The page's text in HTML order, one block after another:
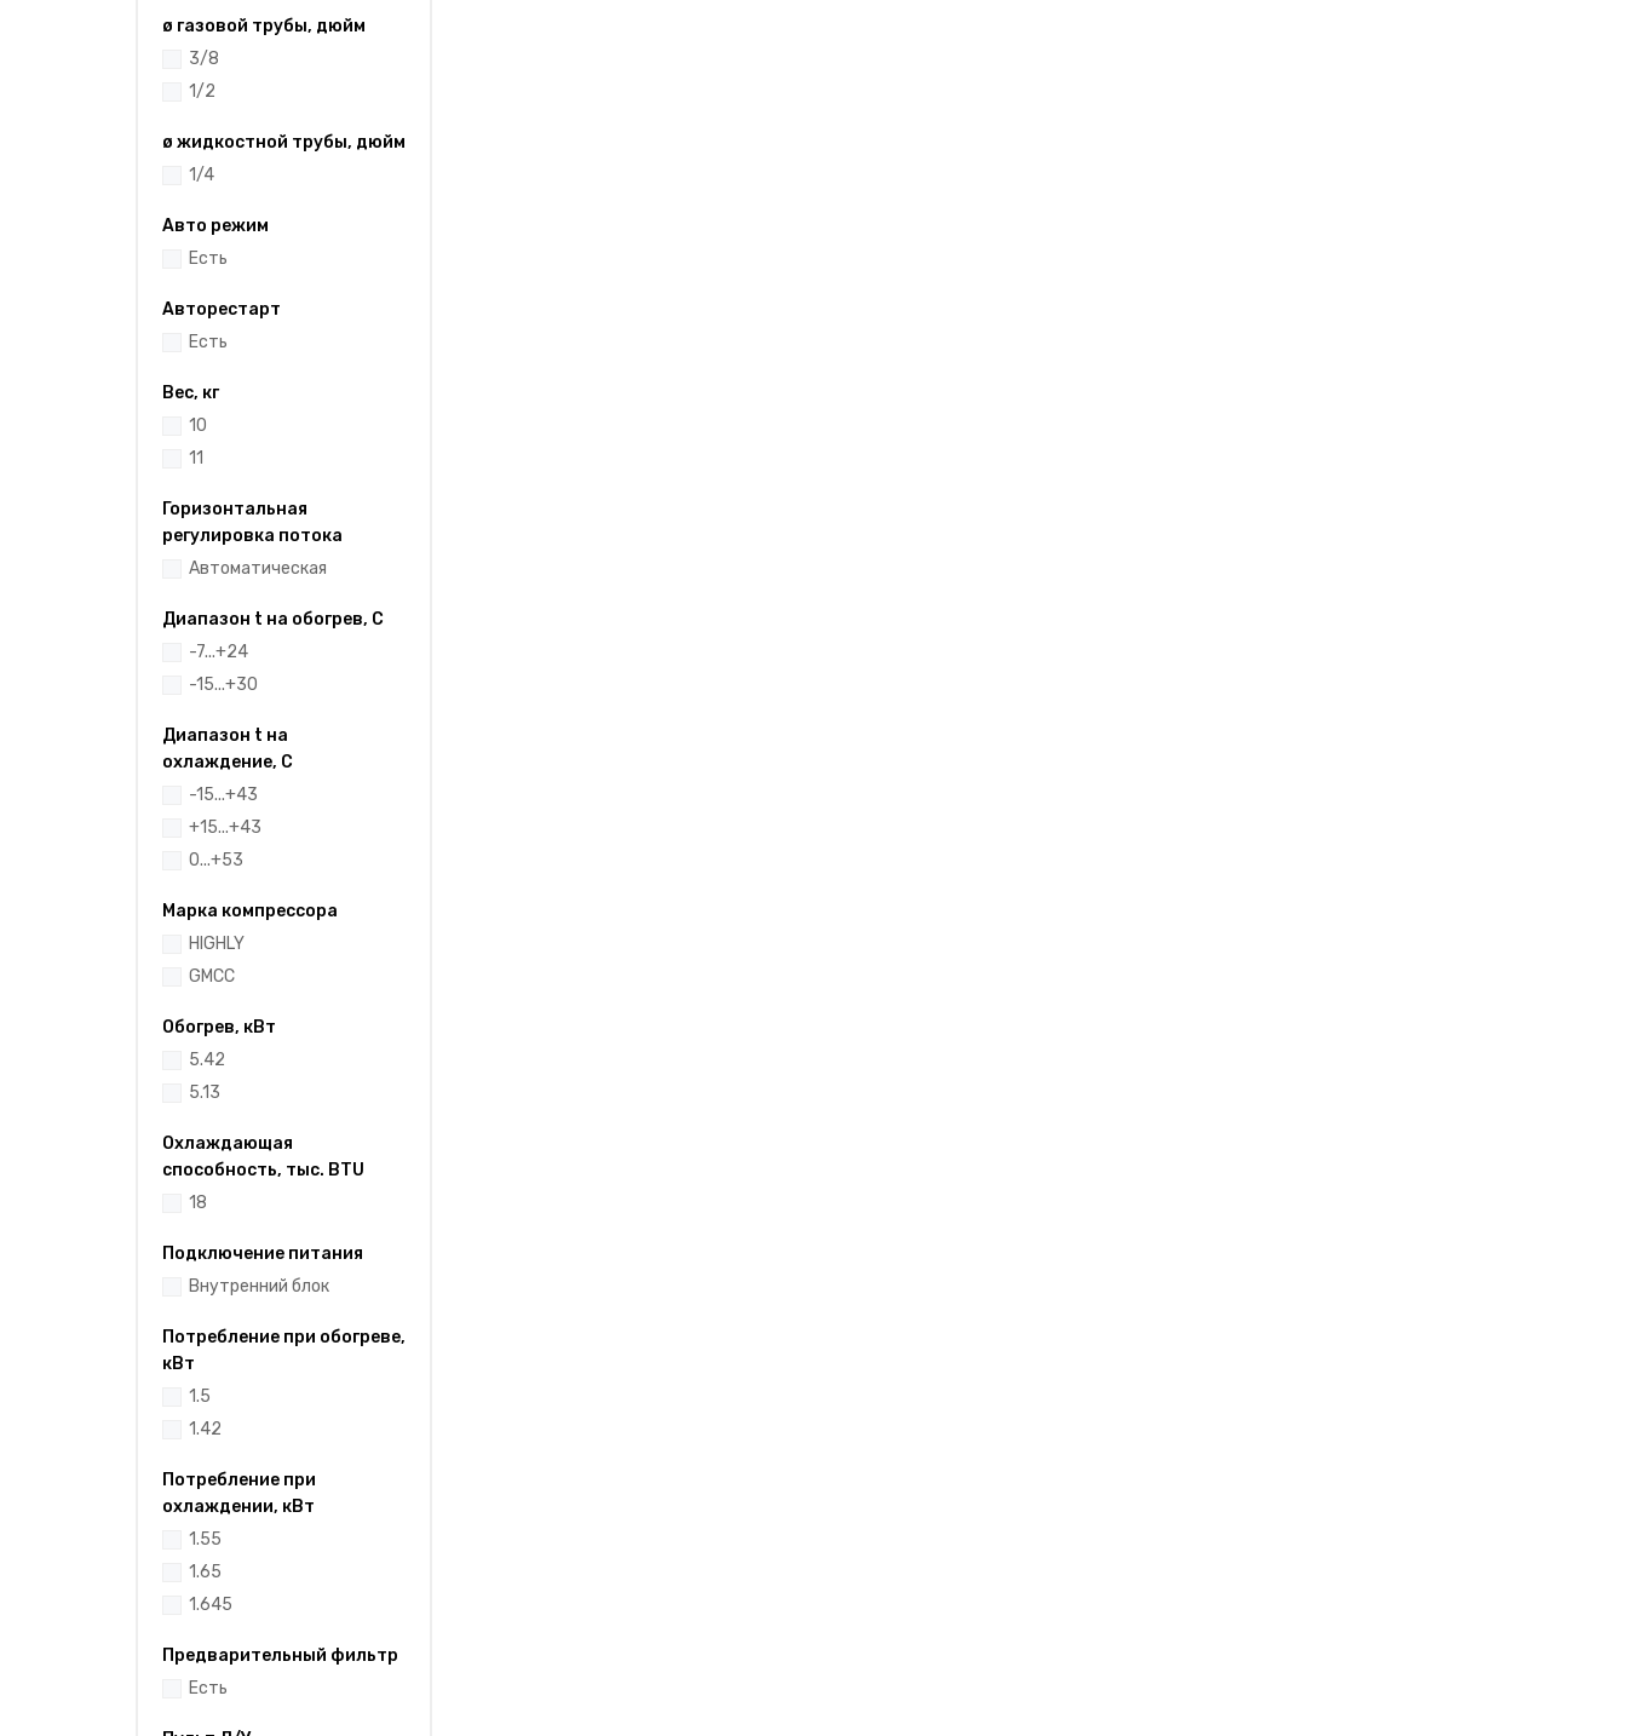
ø газовой трубы, дюйм
3/8
1/2
ø жидкостной трубы, дюйм
1/4
Авто режим
Есть
Авторестарт
Есть
Вес, кг
10
11
Горизонтальная
регулировка потока
Автоматическая
Диапазон t на обогрев, С
-7...+24
-15...+30
Диапазон t на
охлаждение, С
-15...+43
+15...+43
0...+53
Марка компрессора
HIGHLY
GMCC
Обогрев, кВт
5.42
5.13
Охлаждающая
способность, тыс. BTU
18
Подключение питания
Внутренний блок
Потребление при обогреве,
кВт
1.5
1.42
Потребление при
охлаждении, кВт
1.55
1.65
1.645
Предварительный фильтр
Есть